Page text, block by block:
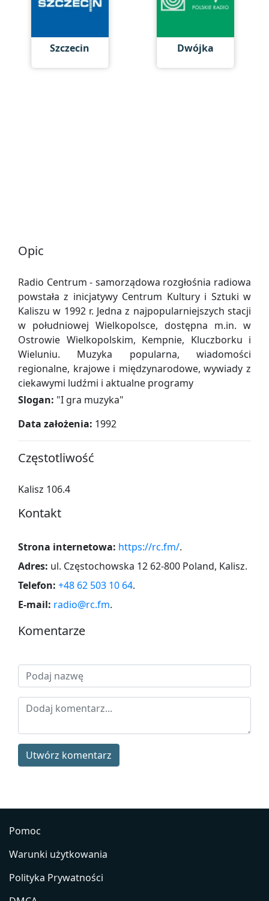
Szczecin Dwójka
Opic
Radio Centrum - samorządowa rozgłośnia radiowa
powstała z inicjatywy Centrum Kultury i Sztuki w
Kaliszu w 1992 r. Jedna z najpopularniejszych stacji
w południowej Wielkopolsce, dostępna m.in. w
Ostrowie Wielkopolskim, Kempnie, Kluczborku i
Wieluniu. Muzyka popularna, wiadomości
regionalne, krajowe i międzynarodowe, wywiady z
ciekawymi ludźmi i aktualne programy
Slogan: "I gra muzyka"
Data założenia: 1992
Częstotliwość
Kalisz 106.4
Kontakt
Strona internetowa: https://rc.fm/.
Adres: ul. Częstochowska 12 62-800 Poland, Kalisz.
Telefon: +48 62 503 10 64.
E-mail: radio@rc.fm.
Komentarze
Utwórz komentarz
Pomoc
Warunki użytkowania
Polityka Prywatności